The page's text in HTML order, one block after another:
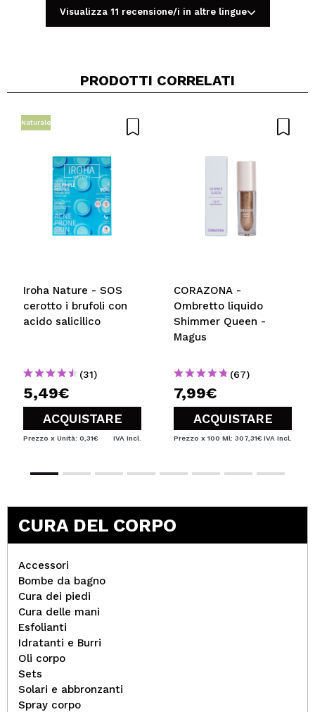
Condividi un video o una foto
Visualizza 11 recensione/i in altre lingue
PRODOTTI CORRELATI
Naturale
Iroha Nature - SOS
cerotto i brufoli con
acido salicilico
(31)
5,49€
ACQUISTARE
Prezzo x Unità: 0,31€ IVA Incl.
CORAZONA -
Ombretto liquido
Shimmer Queen -
Magus
(67)
7,99€
ACQUISTARE
Prezzo x 100 Ml: 307,31€ IVA Incl.
CURA DEL CORPO
Accessori
Bombe da bagno
Cura dei piedi
Cura delle mani
Esfolianti
Idratanti e Burri
Oli corpo
Sets
Solari e abbronzanti
Spray corpo